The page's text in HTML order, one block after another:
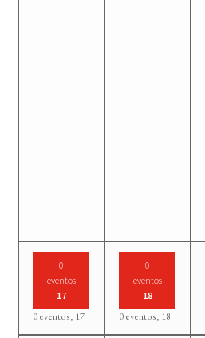
0
eventos
17
0 eventos, 17
0
eventos
18
0 eventos, 18